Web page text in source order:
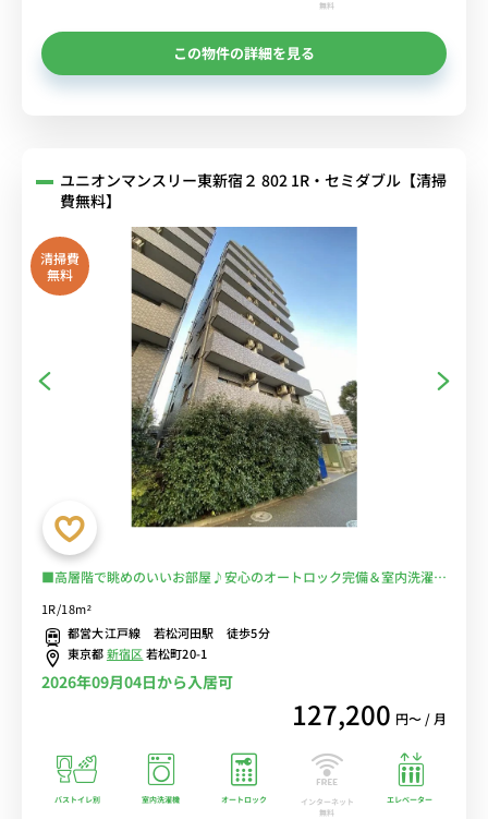
無料
この物件の詳細を見る
ユニオンマンスリー東新宿２ 802 1R・セミダブル【清掃
費無料】
清掃費
無料
■高層階で眺めのいいお部屋♪安心のオートロック完備＆室内洗濯機
ア付き♪■都営大江戸線「若松河田駅」徒歩5分/新宿・六本木まで乗
換なしでアクセス/■選べるWi-Fi格安レンタル中！
1R/18m²
都営大江戸線 若松河田駅 徒歩5分
東京都新宿区若松町20-1
2026年09月04日から入居可
127,200 円〜 / 月
バストイレ別 室内洗濯機 オートロック
インターネット
無料
エレベーター